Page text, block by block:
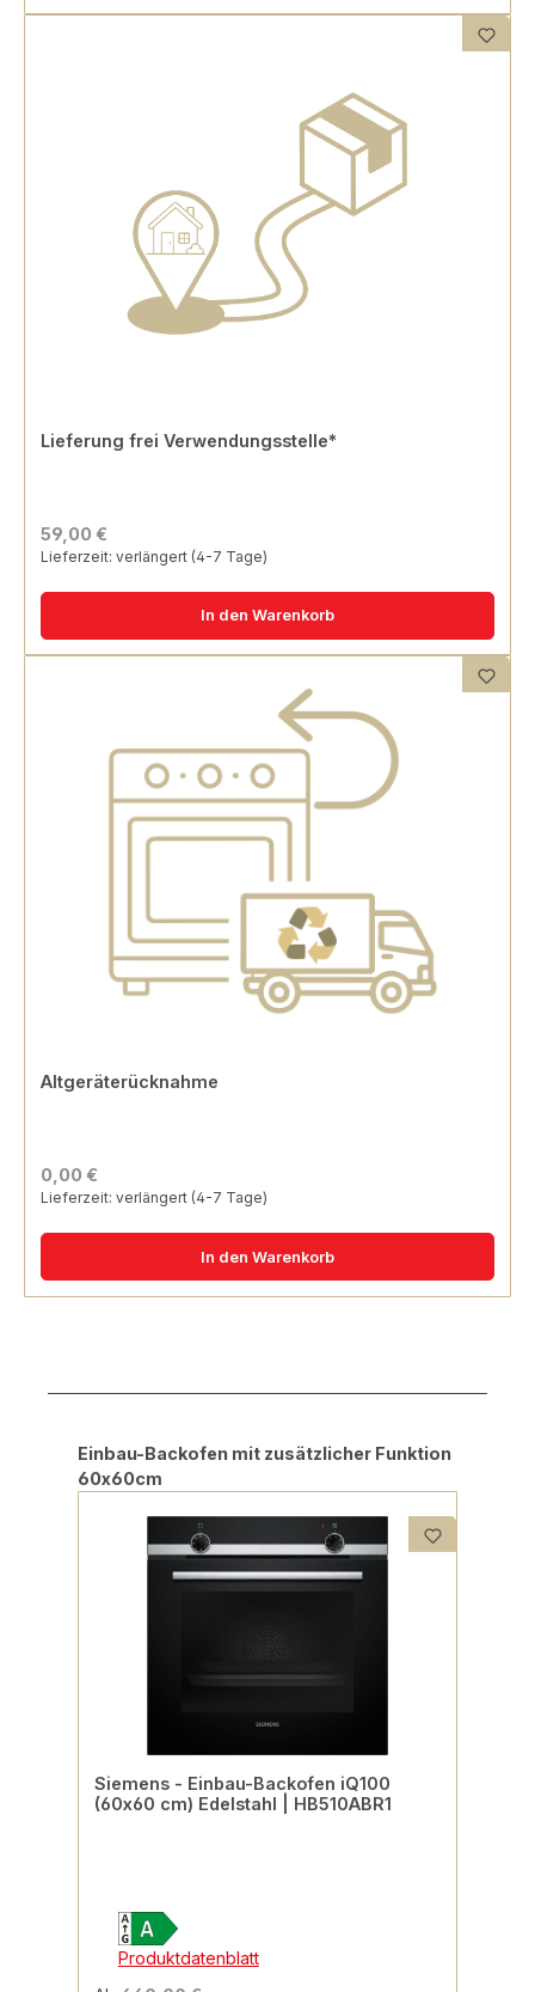
Lieferung frei Verwendungsstelle*
59,00 €
Lieferzeit: verlängert (4-7 Tage)
In den Warenkorb
Altgeräterücknahme
0,00 €
Lieferzeit: verlängert (4-7 Tage)
In den Warenkorb
Produktgalerie überspringen
Einbau-Backofen mit zusätzlicher Funktion
60x60cm
Siemens - Einbau-Backofen iQ100
(60x60 cm) Edelstahl | HB510ABR1
Produktdatenblatt